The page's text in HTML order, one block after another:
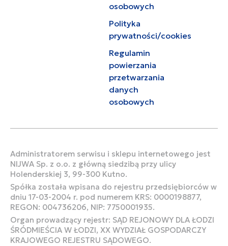
osobowych
Polityka
prywatności/cookies
Regulamin
powierzania
przetwarzania
danych
osobowych
Administratorem serwisu i sklepu internetowego jest
NIJWA Sp. z o.o. z główną siedzibą przy ulicy
Holenderskiej 3, 99-300 Kutno.
Spółka została wpisana do rejestru przedsiębiorców w
dniu 17-03-2004 r. pod numerem KRS: 0000198877,
REGON: 004736206, NIP: 7750001935.
Organ prowadzący rejestr: SĄD REJONOWY DLA ŁODZI
ŚRÓDMIEŚCIA W ŁODZI, XX WYDZIAŁ GOSPODARCZY
KRAJOWEGO REJESTRU SĄDOWEGO.